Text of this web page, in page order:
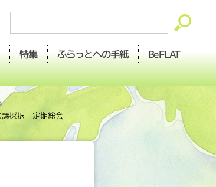
特集 ふらっとへの手紙 BeFLAT
議採択 定期総会